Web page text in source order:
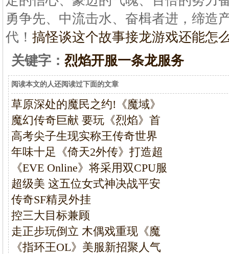
勇争先、中流击水、奋楫者进，缔造
代！ 搞怪谈这个故事接龙游戏还能怎
关键字： 烈焰开服一条龙服务
阅读本文的人还阅读过下面的文章
草原深处的魔民之约!《魔域》
魔幻传奇巨献 要玩《烈焰》首
高考尖子生现实称王传奇世界
年味十足《倚天2外传》打造超
《EVE Online》将采用双CPU服
超级美 这五位女式神决战平安
传奇SF精灵外挂
控三大目标兼顾
走正步玩倒立 木偶戏重现《魔
《指环王OL》美服新招聚人气